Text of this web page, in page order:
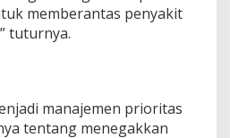
memberantas penyakit
tuturnya.
manajemen prioritas
tentang menegakkan